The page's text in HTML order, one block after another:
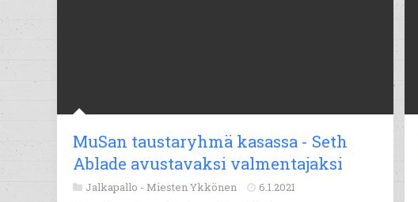
MuSan taustaryhmä kasassa - Seth
Ablade avustavaksi valmentajaksi
Jalkapallo - Miesten Ykkönen 6.1.2021